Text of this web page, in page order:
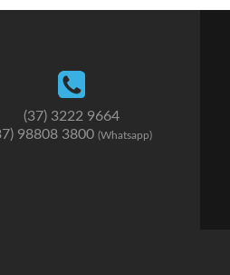
(37) 3222 9664
98808 3800 (Whatsapp)